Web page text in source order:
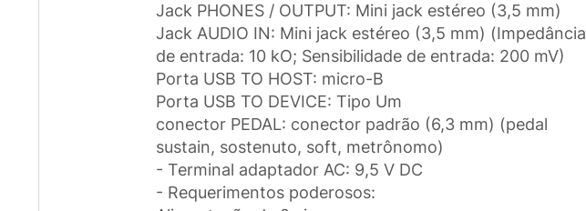
Jack PHONES / OUTPUT: Mini jack estéreo (3,5 mm)
Jack AUDIO IN: Mini jack estéreo (3,5 mm) (Impedância
de entrada: 10 kO; Sensibilidade de entrada: 200 mV)
Porta USB TO HOST: micro-B
Porta USB TO DEVICE: Tipo Um
conector PEDAL: conector padrão (6,3 mm) (pedal
sustain, sostenuto, soft, metrônomo)
- Terminal adaptador AC: 9,5 V DC
- Requerimentos poderosos: